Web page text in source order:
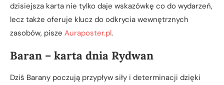
dzisiejsza karta nie tylko daje wskazówkę co do wydarzeń,
lecz także oferuje klucz do odkrycia wewnętrznych
zasobów, pisze Auraposter.pl.
Baran – karta dnia Rydwan
Dziś Barany poczują przypływ siły i determinacji dzięki